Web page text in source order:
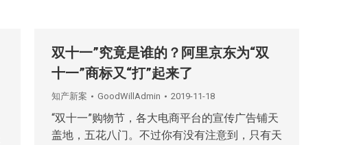
双十一”究竟是谁的？阿里京东为“双
十一”商标又“打”起来了
知产新案 GoodWillAdmin 2019-11-18
“双十一”购物节，各大电商平台的宣传广告铺天
盖地，五花八门。不过你有没有注意到，只有天